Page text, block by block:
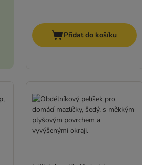
Přidat do košíku